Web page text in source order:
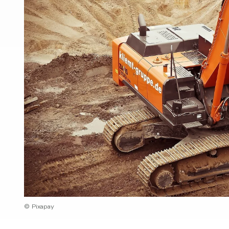
© Pixapay